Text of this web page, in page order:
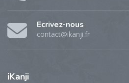
Ecrivez-nous
contact@ikanji.fr
iKanji